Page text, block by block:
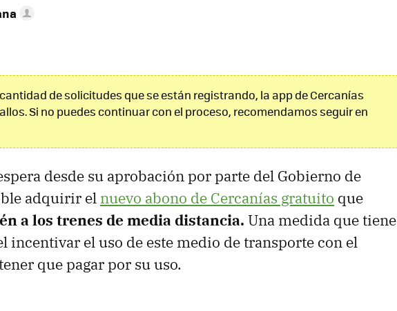
de solicitudes que se están registrando, la app de Cercanías
Si no puedes continuar con el proceso, recomendamos seguir en
desde su aprobación por parte del Gobierno de
adquirir el nuevo abono de Cercanías gratuito que
a los trenes de media distancia. Una medida que tiene
incentivar el uso de este medio de transporte con el
que pagar por su uso.